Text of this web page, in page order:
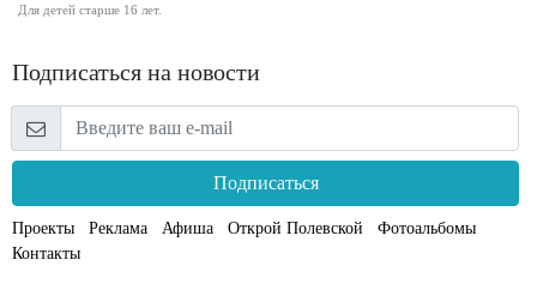
Для детей старше 16 лет.
Подписаться на новости
Подписаться
Проекты Реклама Афиша Открой Полевской
Фотоальбомы
Контакты